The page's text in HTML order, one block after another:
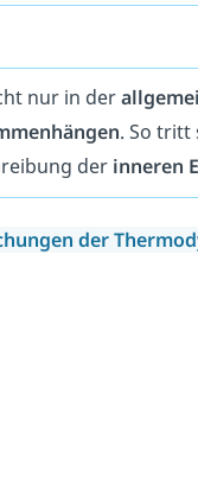
nur in der
. So tritt
der inneren
der